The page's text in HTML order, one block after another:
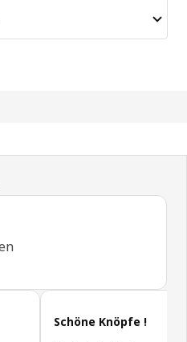
von 5 Sterne Alle Bewertungen:
Schöne Knöpfe !